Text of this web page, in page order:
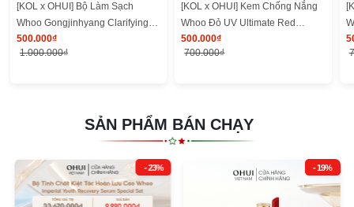
[KOL x OHUI] Bộ Làm Sạch
Whoo Gongjinhyang Clarifying
Cleansing Duo Kit
500.000₫
1.000.000₫
[KOL x OHUI] Kem Chống Nắng
Whoo Đỏ UV Ultimate Red
Vitamin Sunscreen SE 25ml
500.000₫
700.000₫
SẢN PHẨM BÁN CHẠY
- 23% - 19%